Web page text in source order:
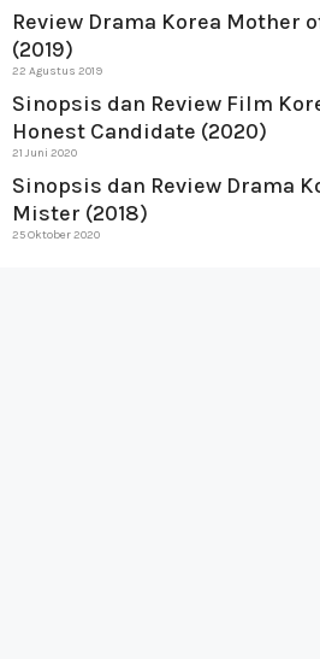
Review Drama Korea Mother
(2019)
22 Agustus 2019
Sinopsis dan Review Film
Honest Candidate (2020)
21 Juni 2020
Sinopsis dan Review Drama
Mister (2018)
25 Oktober 2020